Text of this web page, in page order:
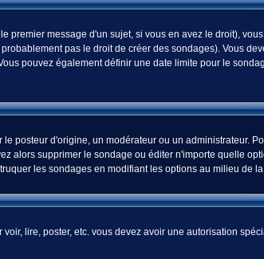
premier message d'un sujet, si vous en avez le droit),
pas le droit de créer des sondages). Vous
pouvez également définir une date limite pour le
posteur d'origine, un modérateur ou un administrateur.
alors supprimer le sondage ou éditer n'importe quelle
les sondages en modifiant les options au milieu de
lire, poster, etc. vous devez avoir une autorisation